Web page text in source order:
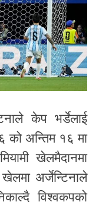
केप भर्डेलाई
को अन्तिम १६ मा
खेलमैदानमा
अर्जेन्टिनाले
विश्वकपको